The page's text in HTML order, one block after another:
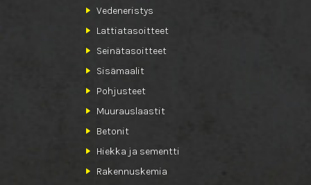
Vedeneristys
Lattiatasoitteet
Seinätasoitteet
Sisämaalit
Pohjusteet
Muurauslaastit
Betonit
Hiekka ja sementti
Rakennuskemia